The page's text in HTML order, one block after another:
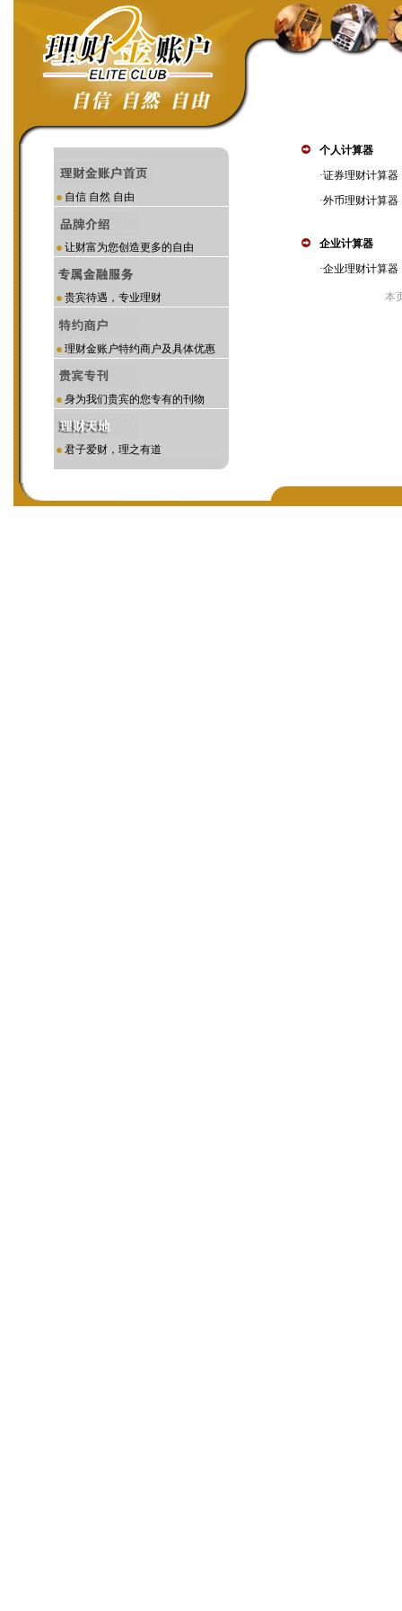
自信 自然 自由
让财富为您创造更多的自由
贵宾待遇，专业理财
理财金账户特约商户及具体优惠
身为我们贵宾的您专有的刊物
君子爱财，理之有道
个人计算器
·证券理财计算器
·外币理财计算器
企业计算器
·企业理财计算器
本